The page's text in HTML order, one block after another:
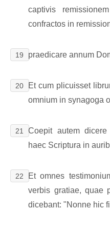
captivis
confractos in
19 praedicare annum
20
Et cum plicuisset
omnium in synagoga
21
Coepit autem
haec Scriptura in
22
Et omnes
verbis gratiae, quae
dicebant: "Nonne hic